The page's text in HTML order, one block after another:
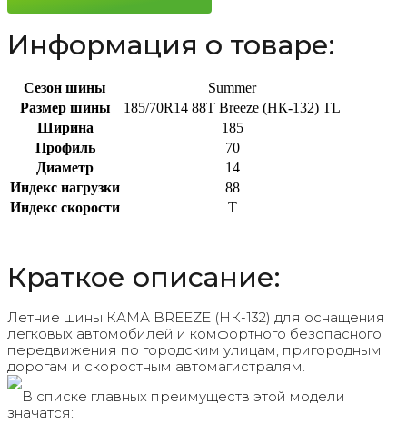
Информация о товаре:
Сезон шины
Summer
Размер шины
185/70R14 88T Breeze (НК-132) TL
Ширина
185
Профиль
70
Диаметр
14
Индекс нагрузки
88
Индекс скорости
T
Краткое описание:
Летние шины КАМА BREEZE (НК-132) для оснащения
легковых автомобилей и комфортного безопасного
передвижения по городским улицам, пригородным
дорогам и скоростным автомагистралям.
В списке главных преимуществ этой модели
значатся: